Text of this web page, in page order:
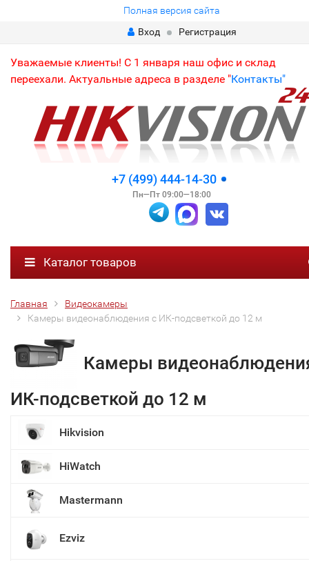
Полная версия сайта
Вход
Регистрация
Уважаемые клиенты! С 1 января наш офис и склад
переехали. Актуальные адреса в разделе "Контакты"
+7 (499) 444-14-30
Пн—Пт 09:00—18:00
Каталог товаров
Главная
Видеокамеры
Камеры видеонаблюдения с ИК-подсветкой до 12 м
Камеры
ИК-подсветкой до 12 м
Hikvision
HiWatch
Mastermann
Ezviz